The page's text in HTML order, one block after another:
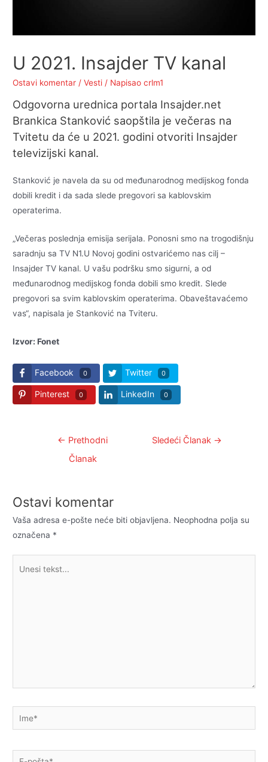
U 2021. Insajder TV kanal
Ostavi komentar /Vesti / Napisao crlm1
Odgovorna urednica portala Insajder.net
Brankica Stanković saopštila je večeras na
Tvitetu da će u 2021. godini otvoriti Insajder
televizijski kanal.
Stanković je navela da su od međunarodnog medijskog fonda
dobili kredit i da sada slede pregovori sa kablovskim
operaterima.
„Večeras poslednja emisija serijala. Ponosni smo na trogodišnju
saradnju sa TV N1.U Novoj godini ostvarićemo nas cilj –
Insajder TV kanal. U vašu podršku smo sigurni, a od
međunarodnog medijskog fonda dobili smo kredit. Slede
pregovori sa svim kablovskim operaterima. Obaveštavaćemo
vas“, napisala je Stanković na Tviteru.
Izvor: Fonet
Facebook 0 Twitter 0
Pinterest 0 LinkedIn 0
Kretanje← Prethodni
Članak
Sledeći Članak →
Ostavi komentar
Vaša adresa e-pošte neće biti objavljena. Neophodna polja su
označena *
Ime*
E-